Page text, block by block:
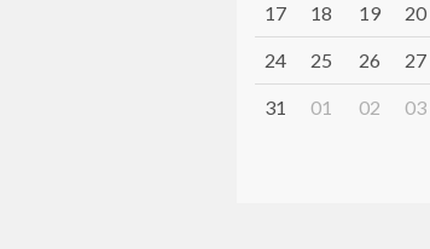
17 18 19 20
24 25 26 27
31 01 02 03